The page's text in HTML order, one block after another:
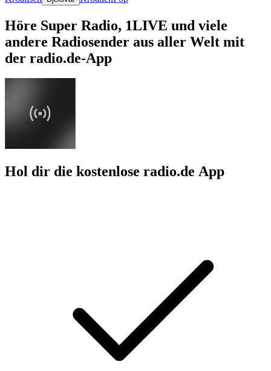
Höre Super Radio, 1LIVE und viele
andere Radiosender aus aller Welt mit
der radio.de-App
Hol dir die kostenlose radio.de App